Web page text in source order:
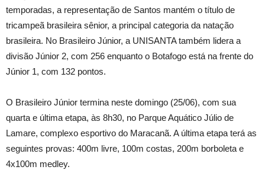
temporadas, a representação de Santos mantém o título de
tricampeã brasileira sênior, a principal categoria da natação
brasileira. No Brasileiro Júnior, a UNISANTA também lidera a
divisão Júnior 2, com 256 enquanto o Botafogo está na frente do
Júnior 1, com 132 pontos.
O Brasileiro Júnior termina neste domingo (25/06), com sua
quarta e última etapa, às 8h30, no Parque Aquático Júlio de
Lamare, complexo esportivo do Maracanã. A última etapa terá as
seguintes provas: 400m livre, 100m costas, 200m borboleta e
4x100m medley.